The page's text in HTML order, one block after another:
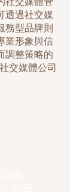
透過社交媒
務型品牌則
業形象與信
調整策略的
交媒體公司